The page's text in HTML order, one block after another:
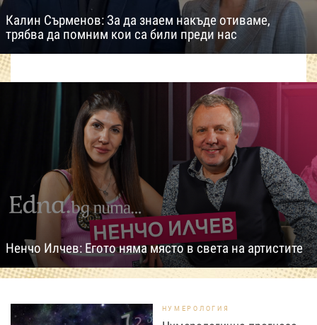
Калин Сърменов: За да знаем накъде отиваме,
трябва да помним кои са били преди нас
Ненчо Илчев: Егото няма място в света на артистите
НУМЕРОЛОГИЯ